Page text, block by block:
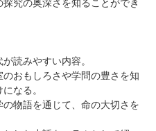
究の奥深さを知ることができ
読みやすい内容。
のおもしろさや学問の豊さを知
なる。
の物語を通じて、命の大切さを